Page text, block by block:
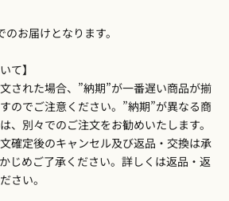
お届けとなります。
て】
された場合、”納期”が一番遅い商品が揃
のでご注意ください。”納期”が異なる商
、別々でのご注文をお勧めいたします。
確定後のキャンセル及び返品・交換は承
じめご了承ください。詳しくは返品・返
さい。